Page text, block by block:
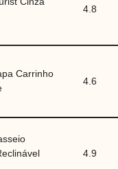
4.8
Carrinho
4.6
4.9